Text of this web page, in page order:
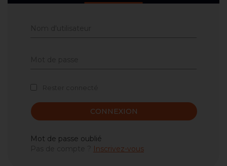
CONNEXION
Mot de passe oublié
Inscrivez-vous